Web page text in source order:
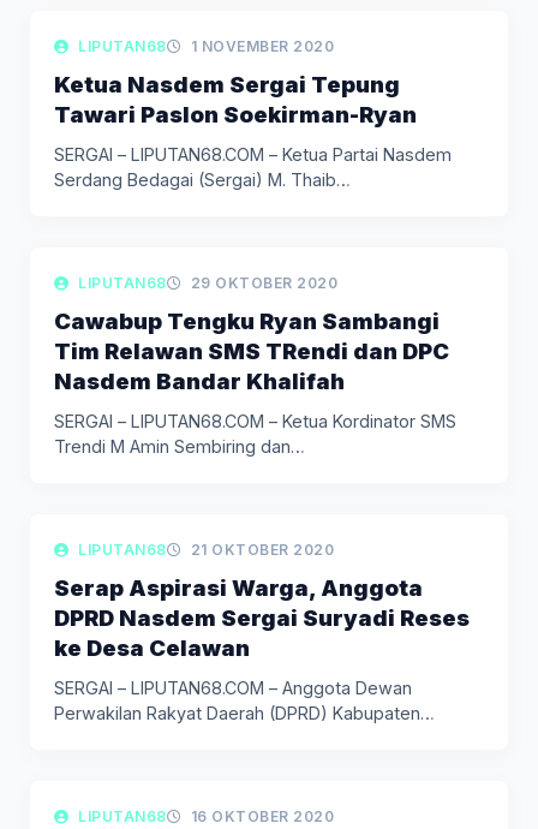
LIPUTAN BERITA
LIPUTAN68 1 NOVEMBER 2020
Ketua Nasdem Sergai Tepung
Tawari Paslon Soekirman-Ryan
SERGAI – LIPUTAN68.COM – Ketua Partai Nasdem
Serdang Bedagai (Sergai) M. Thaib…
LIPUTAN BERITA
LIPUTAN68 29 OKTOBER 2020
Cawabup Tengku Ryan Sambangi
Tim Relawan SMS TRendi dan DPC
Nasdem Bandar Khalifah
SERGAI – LIPUTAN68.COM – Ketua Kordinator SMS
Trendi M Amin Sembiring dan…
LIPUTAN BERITA
LIPUTAN68 21 OKTOBER 2020
Serap Aspirasi Warga, Anggota
DPRD Nasdem Sergai Suryadi Reses
ke Desa Celawan
SERGAI – LIPUTAN68.COM – Anggota Dewan
Perwakilan Rakyat Daerah (DPRD) Kabupaten
LIPUTAN BERITA
LIPUTAN68 16 OKTOBER 2020